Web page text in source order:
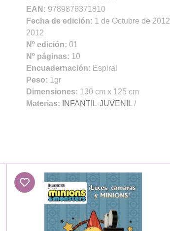
EAN: 9789876371810
Fecha de edición: 1 de Octubre de 2012
2012
Nº edición: 01
Nº páginas: 10
Encuadernación: Espiral
Peso: 1gr
Dimensiones: 130 cm x 125 cm
Materias:
INFANTIL-JUVENIL/